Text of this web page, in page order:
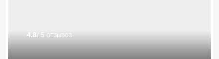
4.8/ 5 отзывов